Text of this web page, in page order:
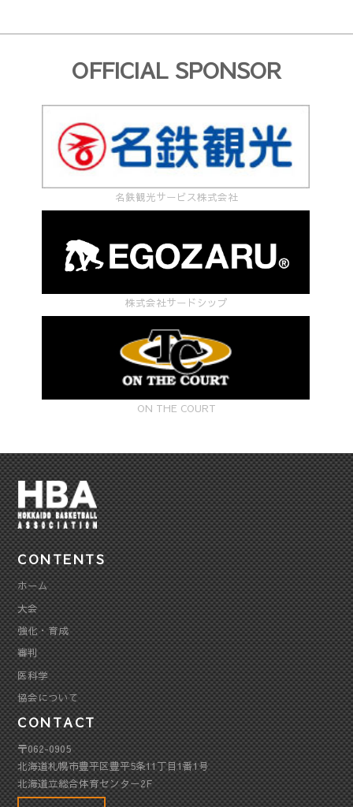
OFFICIAL SPONSOR
名鉄観光サービス株式会社
株式会社サードシップ
ON THE COURT
CONTENTS
ホーム
大会
強化・育成
審判
医科学
協会について
CONTACT
〒062-0905
北海道札幌市豊平区豊平5条11丁目1番1号
北海道立総合体育センター2F